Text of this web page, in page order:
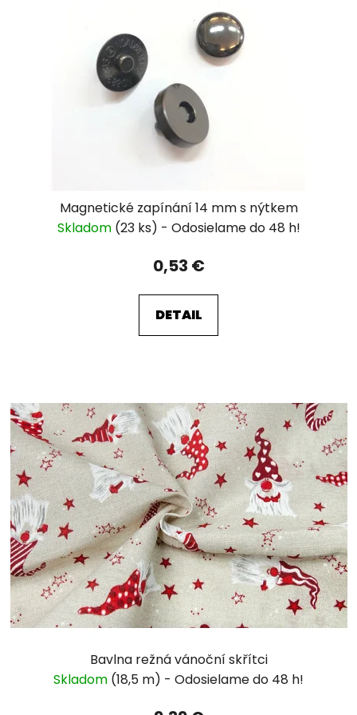
Magnetické zapínání 14 mm s nýtkem
Skladom (23 ks)
0,53 €
DETAIL
Bavlna režná vánoční skřítci
Skladom (18,5 m)